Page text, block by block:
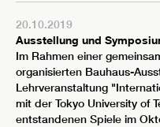
20.10.2019
Ausstellung und
Im Rahmen einer
organisierten Bauhaus-
Lehrveranstaltung
mit der Tokyo University of
entstandenen Spiele im